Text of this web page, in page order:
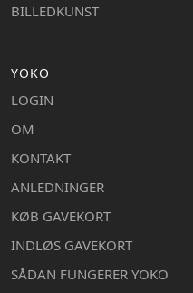
BILLEDKUNST
YOKO
LOGIN
OM
KONTAKT
ANLEDNINGER
KØB GAVEKORT
INDLØS GAVEKORT
SÅDAN FUNGERER YOKO